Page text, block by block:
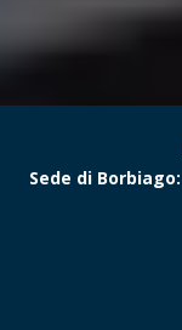
Sede di Borbiago: